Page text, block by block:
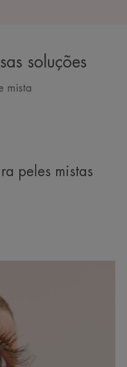
soluções
mista
peles mistas